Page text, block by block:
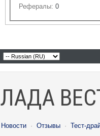
Рефералы: 0
ЛАДА
Новости · Отзывы · Тест-